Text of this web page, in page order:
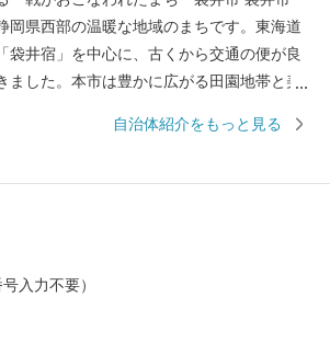
岡県西部の温暖な地域のまちです。東海道
袋井宿」を中心に、古くから交通の便が良
ました。本市は豊かに広がる田園地帯と美
クラスの日照時間を生かし、最高級マスク
本が劇的な勝利を収め、袋井市を中心に日
した。袋井市では、開催に向け、スタジア
こと、今大会のみならず、未来につながる
自治体紹介をもっと見る
入力不要）